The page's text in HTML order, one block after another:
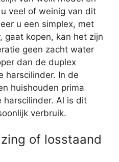
veel of weinig van dit
u een simplex, met
gaat kopen, kan het zijn
geen zacht water
dan de duplex
harscilinder. In de
huishouden prima
harscilinder. Al is dit
verbruik.
of losstaand